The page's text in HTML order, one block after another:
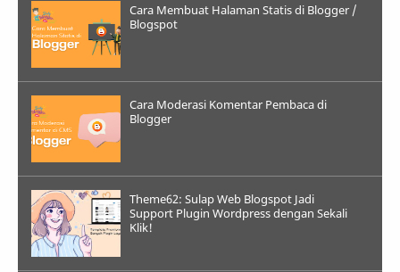
Cara Membuat Halaman Statis di Blogger /
Blogspot
Cara Moderasi Komentar Pembaca di
Blogger
Theme62: Sulap Web Blogspot Jadi
Support Plugin Wordpress dengan Sekali
Klik!